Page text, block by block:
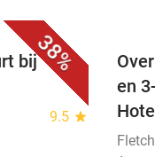
38%
bij
9.5 star
en